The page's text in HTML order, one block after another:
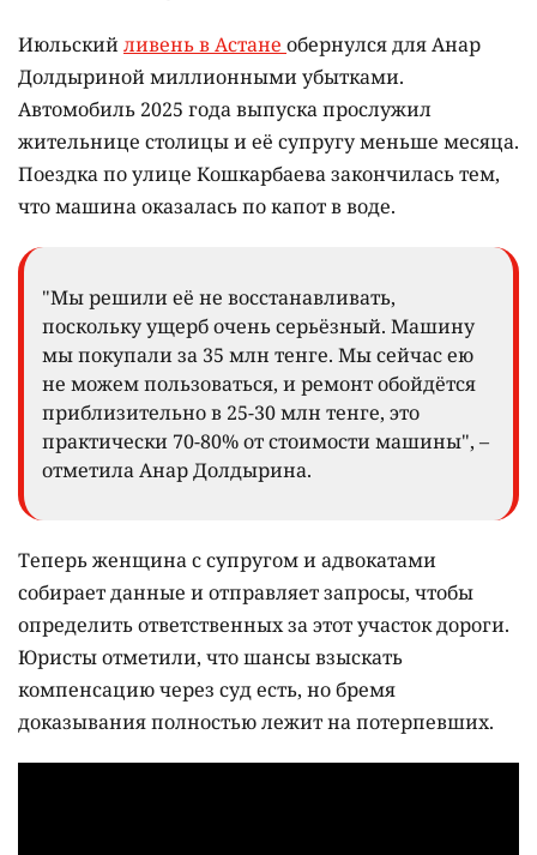
Июльскийливень в Астане обернулся для Анар
Долдыриной миллионными убытками.
Автомобиль 2025 года выпуска прослужил
жительнице столицы и её супругу меньше месяца.
Поездка по улице Кошкарбаева закончилась тем,
что машина оказалась по капот в воде.
"Мы решили её не восстанавливать,
поскольку ущерб очень серьёзный. Машину
мы покупали за 35 млн тенге. Мы сейчас ею
не можем пользоваться, и ремонт обойдётся
приблизительно в 25-30 млн тенге, это
практически 70-80% от стоимости машины", –
отметила Анар Долдырина.
Теперь женщина с супругом и адвокатами
собирает данные и отправляет запросы, чтобы
определить ответственных за этот участок дороги.
Юристы отметили, что шансы взыскать
компенсацию через суд есть, но бремя
доказывания полностью лежит на потерпевших.